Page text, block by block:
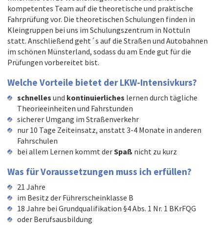
kompetentes Team auf die theoretische und praktische
Fahrprüfung vor. Die theoretischen Schulungen finden in
Kleingruppen bei uns im Schulungszentrum in Nottuln
statt. Anschließend geht´s auf die Straßen und Autobahnen
im schönen Münsterland, sodass du am Ende gut für die
Prüfungen vorbereitet bist.
Welche Vorteile bietet der LKW-Intensivkurs?
schnelles und kontinuierliches lernen durch tägliche
Theorieeinheiten und Fahrstunden
sicherer Umgang im Straßenverkehr
nur 10 Tage Zeiteinsatz, anstatt 3-4 Monate in anderen
Fahrschulen
bei allem Lernen kommt derSpaß nicht zu kurz
Was für Voraussetzungen muss ich erfüllen?
21 Jahre
im Besitz der Führerscheinklasse B
18 Jahre bei Grundqualifikation §4 Abs. 1 Nr. 1
oder Berufsausbildung